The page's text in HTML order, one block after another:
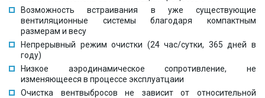
Возможность встраивания в уже существующие
вентиляционные системы благодаря компактным
размерам и весу
Непрерывный режим очистки (24 час/сутки, 365 дней в
году)
Низкое аэродинамическое сопротивление, не
изменяющееся в процессе эксплуатцаии
Очистка вентвыбросов не зависит от относительной